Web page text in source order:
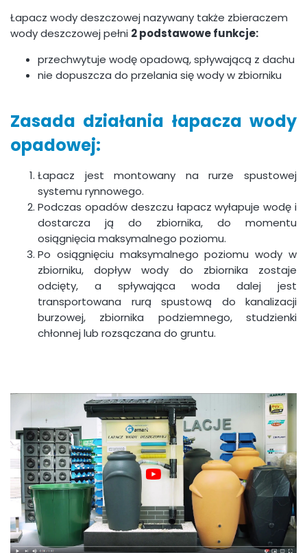
Łapacz wody deszczowej nazywany także zbieraczem
wody deszczowej pełni 2 podstawowe funkcje:
przechwytuje wodę opadową, spływającą z dachu
nie dopuszcza do przelania się wody w zbiorniku
Zasada działania łapacza wody
opadowej:
Łapacz jest montowany na rurze spustowej
systemu rynnowego.
Podczas opadów deszczu łapacz wyłapuje wodę i
dostarcza ją do zbiornika, do momentu
osiągnięcia maksymalnego poziomu.
Po osiągnięciu maksymalnego poziomu wody w
zbiorniku, dopływ wody do zbiornika zostaje
odcięty, a spływająca woda dalej jest
transportowana rurą spustową do kanalizacji
burzowej, zbiornika podziemnego, studzienki
chłonnej lub rozsączana do gruntu.